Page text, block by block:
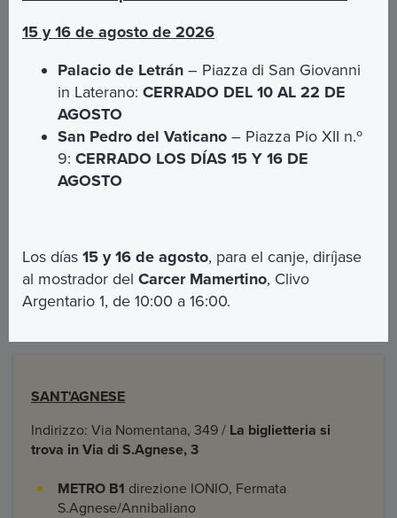
sempre piano, ed in funzione delle stagioni,
indumenti adeguati alle temperature dei
sotterranei.
All’interno della catacomba, è vietato fotografare
e fare riprese video.
È vietato fumare all’interno dei monumenti
Lingue disponibili per le visite guidate
Italiano,Inglese,
Francese, Spagnolo e Tedesco
SANT'AGNESE
Indirizzo: Via Nomentana, 349 / La biglietteria si
trova in Via di S.Agnese, 3
METRO B1 direzione IONIO, Fermata
S.Agnese/Annibaliano
15 y 16 de agosto de 2026
Palacio de Letrán – Piazza di San Giovanni
in Laterano:CERRADO DEL 10 AL 22 DE
AGOSTO
San Pedro del Vaticano – Piazza Pio XII n.º
9:CERRADO LOS DÍAS 15 Y 16 DE
AGOSTO
Los días15 y 16 de agosto, para el canje, diríjase
al mostrador delCarcer Mamertino, Clivo
Argentario 1, de 10:00 a 16:00.